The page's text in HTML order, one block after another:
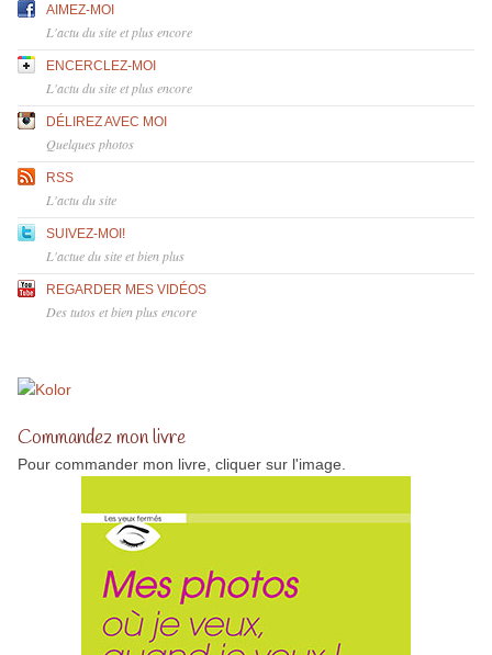
AIMEZ-MOI
L'actu du site et plus encore
ENCERCLEZ-MOI
L'actu du site et plus encore
DÉLIREZ AVEC MOI
Quelques photos
RSS
L'actu du site
SUIVEZ-MOI!
L'actue du site et bien plus
REGARDER MES VIDÉOS
Des tutos et bien plus encore
Commandez mon livre
Pour commander mon livre, cliquer sur l'image.